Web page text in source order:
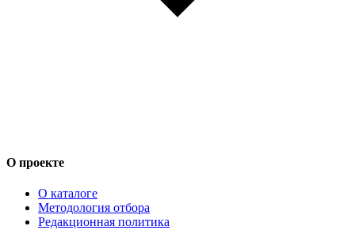
О проекте
О каталоге
Методология отбора
Редакционная политика